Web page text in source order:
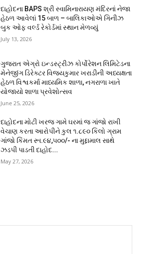
દાહોદના BAPS શ્રી સ્વામિનારાયણ મંદિરનાં નેજા
હેઠળ આવેલાં 15 બાળ – બાલિકાઓએ ગિનીઝ
બુક ઓફ વર્લ્ડ રેકોર્ડમાં સ્થાન મેળવ્યું
July 13, 2026
ગુજરાત એગ્રો ઇન્ડસ્ટ્રીઝ કોર્પોરેશન લિમિટેડના
મેનેજીંગ ડિરેક્ટર વિજયકુમાર ખરાડીની અધ્યક્ષતા
હેઠળ વિશ્વકર્મા માધ્યમિક શાળા, નગરાળા ખાતે
યોજાયો શાળા પ્રવેશોત્સવ
June 25, 2026
દાહોદના મોટી ખરજ ગામે ઘરમાં જ ગાંજો રાખી
વેચાણ કરતા આરોપીને કુલ ૧.૮૯૦ કિલો ગ્રામ
ગાંજો કિંમત રૂા.૯૪,૫૦૦/- ના મુદ્દામાલ સાથે
ઝડપી પાડતી દાહોદ...
May 27, 2026